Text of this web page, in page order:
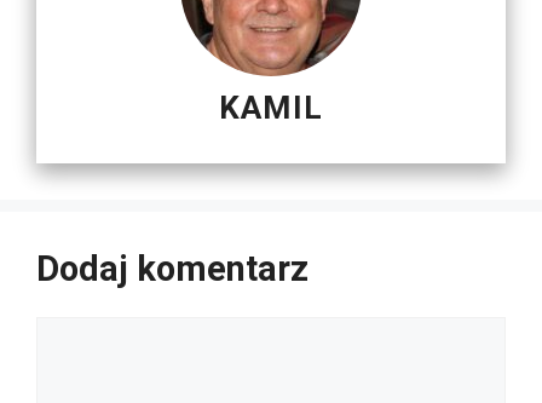
KAMIL
Dodaj komentarz